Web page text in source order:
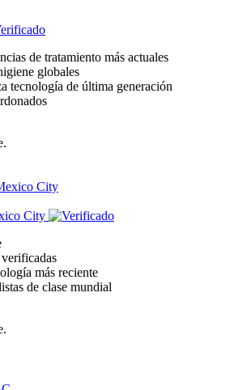
de tratamiento más actuales
globales
tecnología de última generación
City
más reciente
de clase mundial